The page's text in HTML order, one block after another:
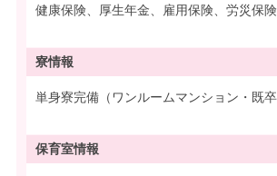
健康保険、厚生年金、雇用保険、労災保険
寮情報
単身寮完備（ワンルームマンション・既卒
保育室情報